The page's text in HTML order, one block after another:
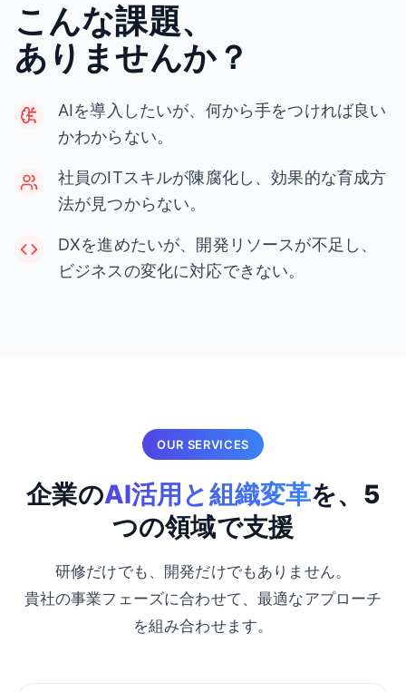
こんな課題、
ありませんか？
AIを導入したいが、何から手をつければ良い
かわからない。
社員のITスキルが陳腐化し、効果的な育成方
法が見つからない。
DXを進めたいが、開発リソースが不足し、
ビジネスの変化に対応できない。
OUR SERVICES
企業のAI活用と組織変革を、5
つの領域で支援
研修だけでも、開発だけでもありません。
貴社の事業フェーズに合わせて、最適なアプローチ
を組み合わせます。